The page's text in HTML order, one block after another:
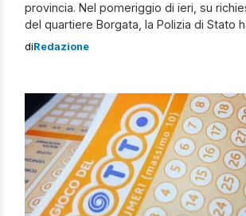
provincia. Nel pomeriggio di ieri, su
del quartiere Borgata, la Polizia di Stato
servizio straordinario di controllo del
Rispondere al crescente bisogno di
diRedazione